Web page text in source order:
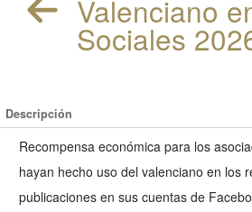
Valenciano
Sociales
Descripción
Recompensa económica para los
hayan hecho uso del valenciano en los
publicaciones en sus cuentas de